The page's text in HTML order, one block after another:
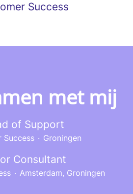
Success
met mij
of Support
Success · Groningen
Consultant
· Amsterdam, Groningen